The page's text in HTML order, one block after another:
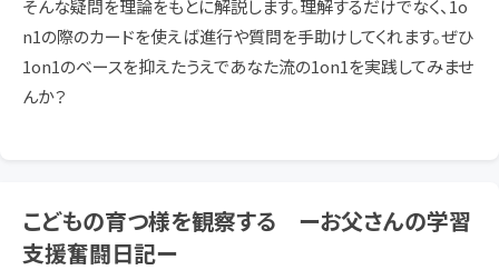
そんな疑問を理論をもとに解説します。理解するだけでなく、1o
n1の際のカードを使えば進行や質問を手助けしてくれます。ぜひ
1on1のベースを抑えたうえであなた流の1on1を実践してみませ
んか？
こどもの育つ様を観察する ーお父さんの学習
支援奮闘日記ー